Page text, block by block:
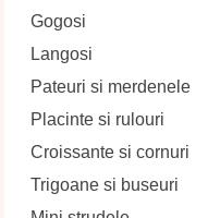
Gogosi
Langosi
Pateuri si merdenele
Placinte si rulouri
Croissante si cornuri
Trigoane si buseuri